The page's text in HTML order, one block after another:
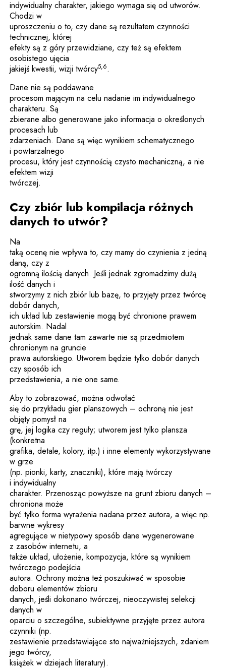
indywidualny charakter, jakiego wymaga się od utworów.
Chodzi w
uproszczeniu o to, czy dane są rezultatem czynności
technicznej, której
efekty są z góry przewidziane, czy też są efektem
osobistego ujęcia
jakiejś kwestii, wizji twórcy5,6.
Dane nie są poddawane
procesom mającym na celu nadanie im indywidualnego
charakteru. Są
zbierane albo generowane jako informacja o określonych
procesach lub
zdarzeniach. Dane są więc wynikiem schematycznego
i powtarzalnego
procesu, który jest czynnością czysto mechaniczną, a nie
efektem wizji
twórczej.
Czy zbiór lub kompilacja różnych
danych to utwór?
Na
taką ocenę nie wpływa to, czy mamy do czynienia z jedną
daną, czy z
ogromną ilością danych. Jeśli jednak zgromadzimy dużą
ilość danych i
stworzymy z nich zbiór lub bazę, to przyjęty przez twórcę
dobór danych,
ich układ lub zestawienie mogą być chronione prawem
autorskim. Nadal
jednak same dane tam zawarte nie są przedmiotem
chronionym na gruncie
prawa autorskiego. Utworem będzie tylko dobór danych
czy sposób ich
przedstawienia, a nie one same.
Aby to zobrazować, można odwołać
się do przykładu gier planszowych – ochroną nie jest
objęty pomysł na
grę, jej logika czy reguły; utworem jest tylko plansza
(konkretna
grafika, detale, kolory, itp.) i inne elementy wykorzystywane
w grze
(np. pionki, karty, znaczniki), które mają twórczy
i indywidualny
charakter. Przenosząc powyższe na grunt zbioru danych –
chroniona może
być tylko forma wyrażenia nadana przez autora, a więc np.
barwne wykresy
agregujące w nietypowy sposób dane wygenerowane
z zasobów internetu, a
także układ, ułożenie, kompozycja, które są wynikiem
twórczego podejścia
autora. Ochrony można też poszukiwać w sposobie
doboru elementów zbioru
danych, jeśli dokonano twórczej, nieoczywistej selekcji
danych w
oparciu o szczególne, subiektywne przyjęte przez autora
czynniki (np.
zestawienie przedstawiające sto najważniejszych, zdaniem
jego twórcy,
książek w dziejach literatury).